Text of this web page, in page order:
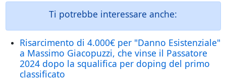
Ti potrebbe interessare anche:
Risarcimento di 4.000€ per "Danno Esistenziale"
a Massimo Giacopuzzi, che vinse il Passatore
2024 dopo la squalifica per doping del primo
classificato